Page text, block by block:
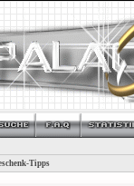
Tipps